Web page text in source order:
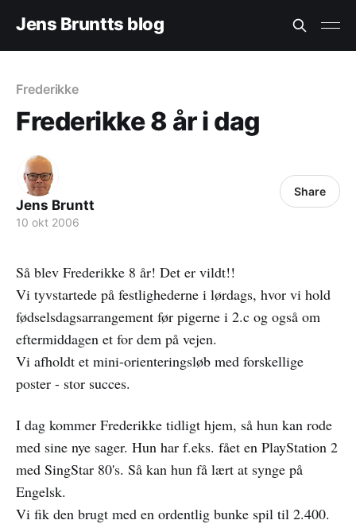
Jens Bruntts blog
Frederikke
Frederikke 8 år i dag
Jens Bruntt
10 okt 2006
Share
Så blev Frederikke 8 år! Det er vildt!!
Vi tyvstartede på festlighederne i lørdags, hvor vi hold
fødselsdagsarrangement før pigerne i 2.c og også om
eftermiddagen et for dem på vejen.
Vi afholdt et mini-orienteringsløb med forskellige
poster - stor succes.
I dag kommer Frederikke tidligt hjem, så hun kan rode
med sine nye sager. Hun har f.eks. fået en PlayStation 2
med SingStar 80's. Så kan hun få lært at synge på
Engelsk.
Vi fik den brugt med en ordentlig bunke spil til 2.400.